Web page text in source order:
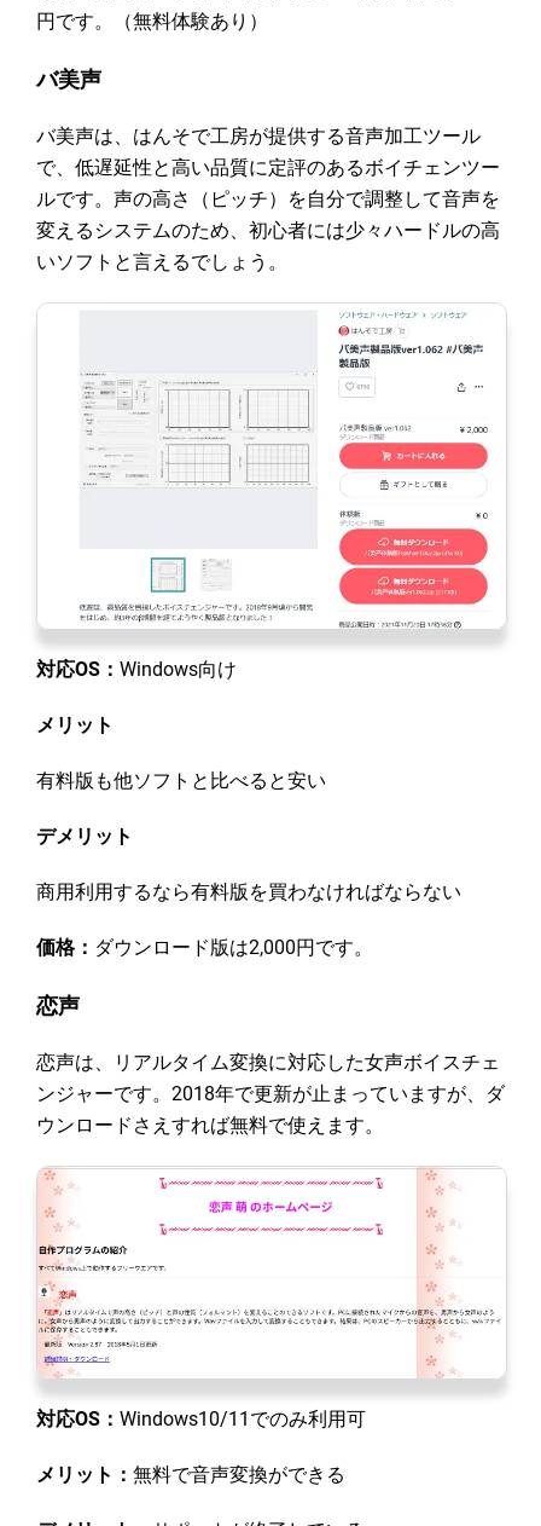
円です。（無料体験あり）
バ美声
バ美声は、はんそで工房が提供する音声加工ツール
で、低遅延性と高い品質に定評のあるボイチェンツー
ルです。声の高さ（ピッチ）を自分で調整して音声を
変えるシステムのため、初心者には少々ハードルの高
いソフトと言えるでしょう。
対応OS： Windows向け
メリット
有料版も他ソフトと比べると安い
デメリット
商用利用するなら有料版を買わなければならない
価格： ダウンロード版は2,000円です。
恋声
恋声は、リアルタイム変換に対応した女声ボイスチェ
ンジャーです。2018年で更新が止まっていますが、ダ
ウンロードさえすれば無料で使えます。
対応OS： Windows10/11でのみ利用可
メリット： 無料で音声変換ができる